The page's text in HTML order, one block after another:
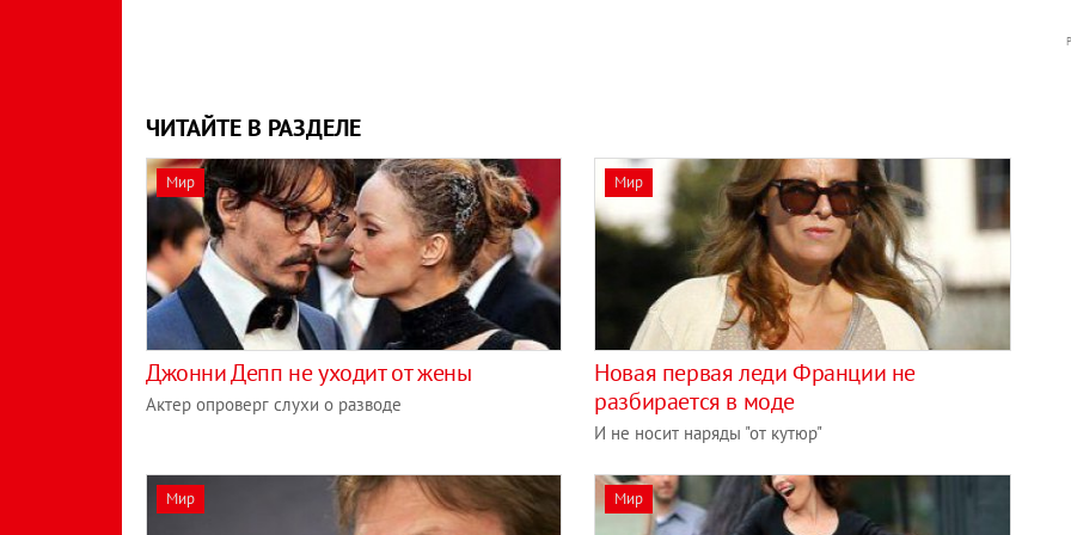
ЧИТАЙТЕ В РАЗДЕЛЕ
Мир
Джонни Депп не уходит от жены
Актер опроверг слухи о разводе
Мир
Новая первая леди Франции не
разбирается в моде
И не носит наряды "от кутюр"
Мир Мир